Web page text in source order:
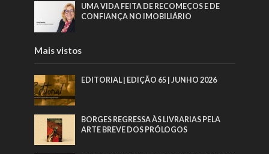
UMA VIDA FEITA DE RECOMEÇOS E DE
CONFIANÇA NO IMOBILIÁRIO
Mais vistos
EDITORIAL | EDIÇÃO 65 | JUNHO 2026
BORGES REGRESSA ÀS LIVRARIAS PELA
ARTE BREVE DOS PRÓLOGOS